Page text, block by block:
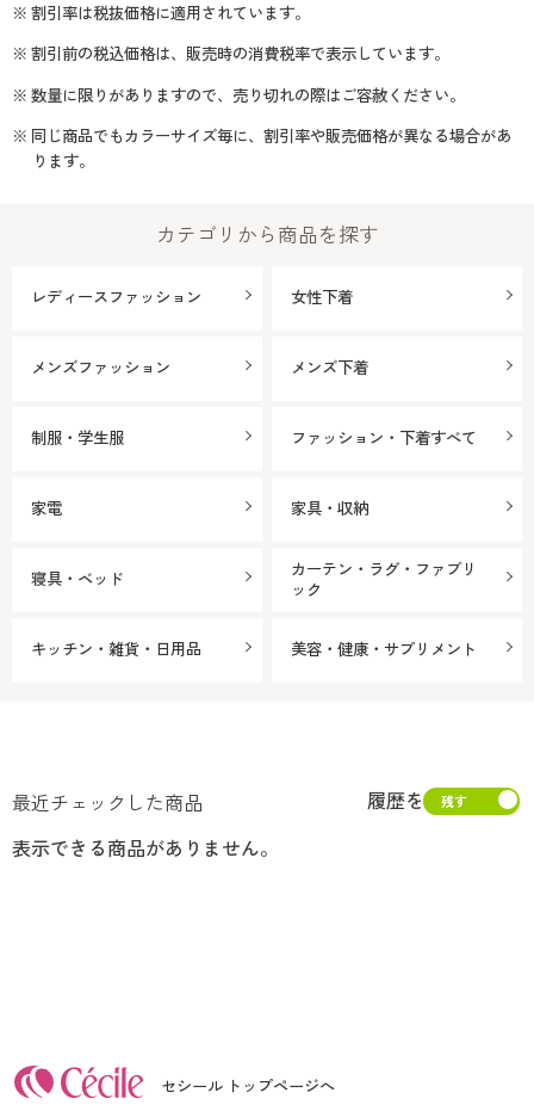
※ 割引率は税抜価格に適用されています。
※ 割引前の税込価格は、販売時の消費税率で表示しています。
※ 数量に限りがありますので、売り切れの際はご容赦ください。
※ 同じ商品でもカラーサイズ毎に、割引率や販売価格が異なる場合があ
ります。
カテゴリから商品を探す
レディースファッション 女性下着
メンズファッション メンズ下着
制服・学生服 ファッション・下着すべて
家電 家具・収納
寝具・ベッド
カーテン・ラグ・ファブリ
ック
キッチン・雑貨・日用品 美容・健康・サプリメント
最近チェックした商品
履歴を
表示できる商品がありません。
セシール トップページへ